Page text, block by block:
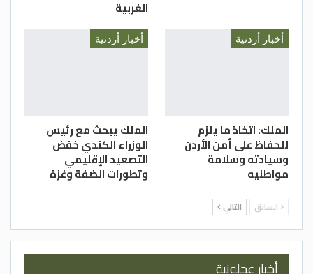
الغربية
أخبار أردنية
الملك: اتخاذ ما يلزم
للحفاظ على أمن الأردن
وسيادته وسلامة
مواطنيه
أخبار أردنية
الملك يبحث مع رئيس
الوزراء الكندي خفض
التصعيد الإقليمي
وتطورات الضفة وغزة
السابق التالي
أخبار عجلونية